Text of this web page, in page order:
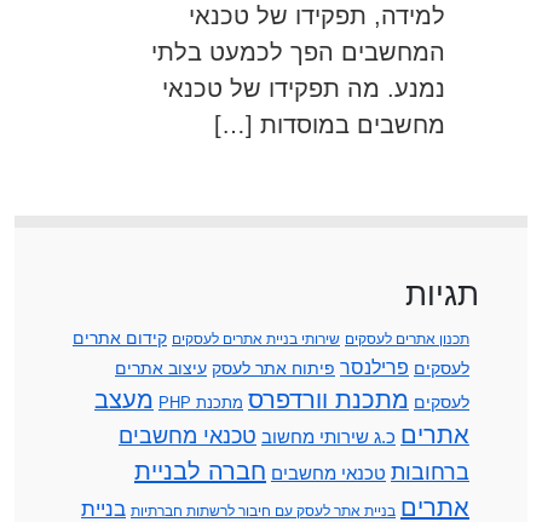
למידה, תפקידו של טכנאי
המחשבים הפך לכמעט בלתי
נמנע. מה תפקידו של טכנאי
מחשבים במוסדות […]
תגיות
תכנון אתרים לעסקים שירותי בניית אתרים לעסקים קידום אתרים
לעסקים פרילנסר פיתוח אתר לעסק עיצוב אתרים
לעסקים מתכנת וורדפרס מתכנת PHP
מעצב
אתרים כ.ג שירותי מחשוב טכנאי מחשבים
ברחובות טכנאי מחשבים חברה לבניית
אתרים בניית אתר לעסק עם חיבור לרשתות חברתיות בניית